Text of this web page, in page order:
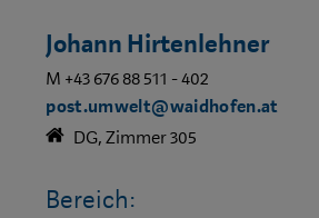
Johann Hirtenlehner
M +43 676 88 511 - 402
post.umwelt@waidhofen.at
DG, Zimmer 305
Bereich: